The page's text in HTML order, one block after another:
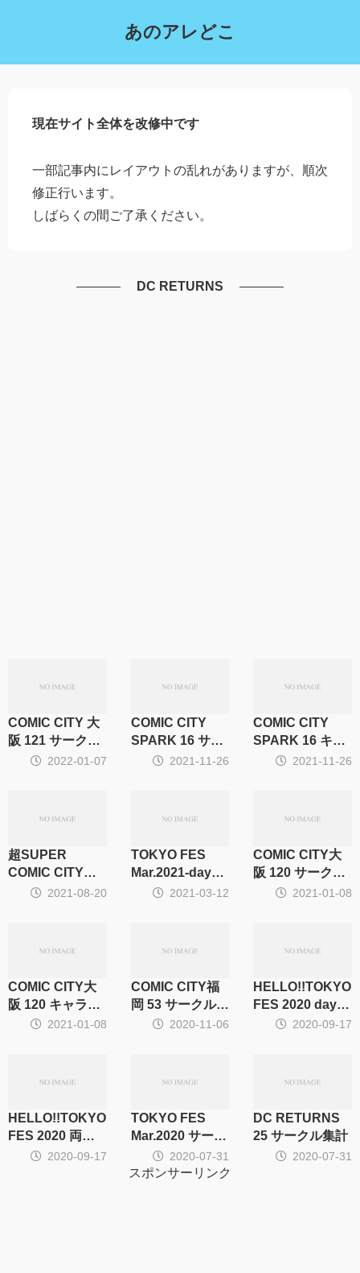
あのアレどこ
現在サイト全体を改修中です
一部記事内にレイアウトの乱れがありますが、順次
修正行います。
しばらくの間ご了承ください。
DC RETURNS
COMIC CITY 大
阪 121 サークル
集計
2022-01-07
COMIC CITY
SPARK 16 サー
クル集計2021-11-26
COMIC CITY
SPARK 16 キャ
ラ・CP別集計
2021-11-26
超SUPER
COMIC CITY
2021 サークル集
2021-08-20
TOKYO FES
Mar.2021-day1-
東京 サークル集
2021-03-12
COMIC CITY大
阪 120 サークル
集計
2021-01-08
COMIC CITY大
阪 120 キャラ・
CP集計2021-01-08
COMIC CITY福
岡 53 サークル集
2020-11-06
HELLO!!TOKYO
FES 2020 day1
キャラ・CP集計
2020-09-17
HELLO!!TOKYO
FES 2020 両日
サークル集計
2020-09-17
TOKYO FES
Mar.2020 サーク
ル集計 2020-07-31
DC RETURNS
25 サークル集計
2020-07-31
スポンサーリンク